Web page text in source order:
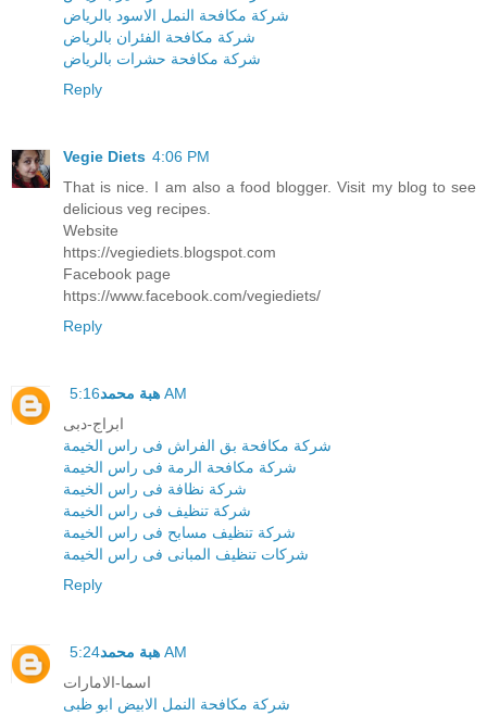
شركة مكافحة النمل الاسود بالرياض
شركة مكافحة الفئران بالرياض
شركة مكافحة حشرات بالرياض
Reply
Vegie Diets 4:06 PM
That is nice. I am also a food blogger. Visit my blog to see
delicious veg recipes.
Website
https://vegiediets.blogspot.com
Facebook page
https://www.facebook.com/vegiediets/
Reply
هبة محمد 5:16 AM
ابراج-دبى
شركة مكافحة بق الفراش فى راس الخيمة
شركة مكافحة الرمة فى راس الخيمة
شركة نظافة فى راس الخيمة
شركة تنظيف فى راس الخيمة
شركة تنظيف مسابح فى راس الخيمة
شركات تنظيف المبانى فى راس الخيمة
Reply
هبة محمد 5:24 AM
اسما-الامارات
شركة مكافحة النمل الابيض ابو ظبى